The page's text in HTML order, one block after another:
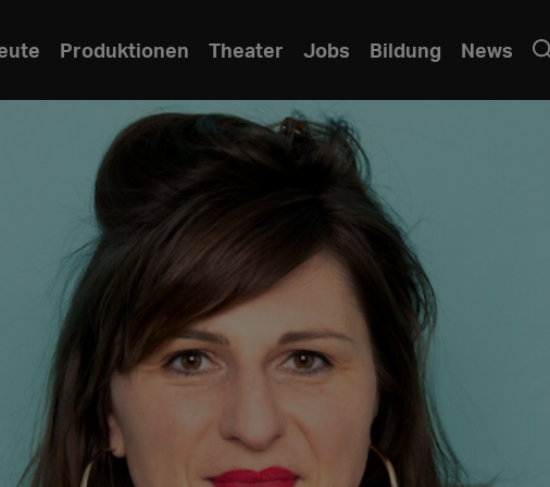
Produktionen Theater Jobs Bildung News